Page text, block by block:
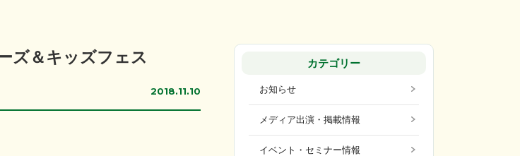
ズ＆キッズフェス
2018.11.10
カテゴリー
お知らせ
メディア出演・掲載情報
イベント・セミナー情報